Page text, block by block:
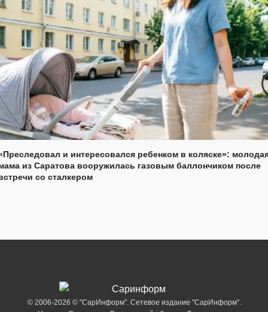
и интересовался ребенком в коляске»:
из Саратова вооружилась газовым баллончиком после
со сталкером
© 2006-2026 © "СарИнформ". Сетевое издание "СарИнформ".